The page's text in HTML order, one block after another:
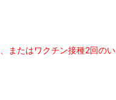
、またはワクチン接種2回のい